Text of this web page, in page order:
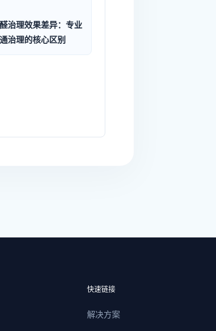
治理效果差异：专业
治理的核心区别
快速链接
解决方案